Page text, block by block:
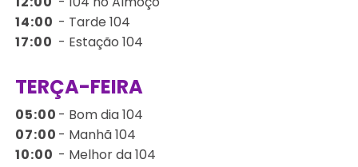
14:00 - Tarde 104
17:00 - Estação 104
TERÇA-FEIRA
05:00 - Bom dia 104
07:00 - Manhã 104
10:00 - Melhor da 104